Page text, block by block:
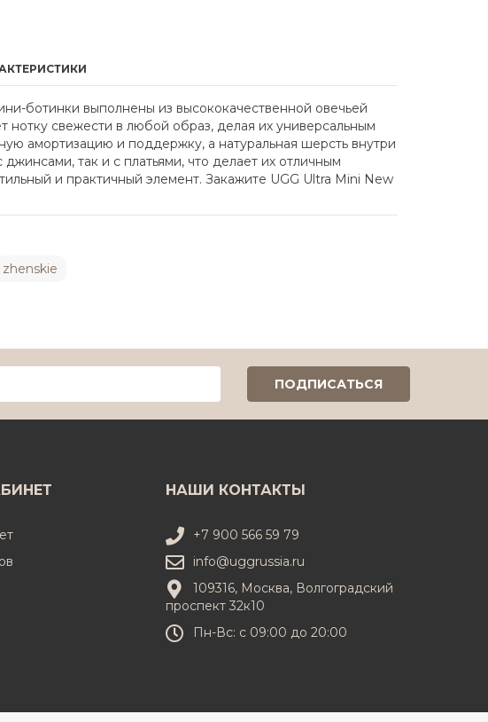
ботинки выполнены из высококачественной овечьей
нотку свежести в любой образ, делая их универсальным
амортизацию и поддержку, а натуральная шерсть внутри
так и с платьями, что делает их отличным
и практичный элемент. Закажите UGG Ultra Mini New
zhenskie
НАШИ КОНТАКТЫ
+7 900 566 59 79
info@uggrussia.ru
109316, Москва, Волгоградский
проспект 32к10
Пн-Вс: с 09:00 до 20:00